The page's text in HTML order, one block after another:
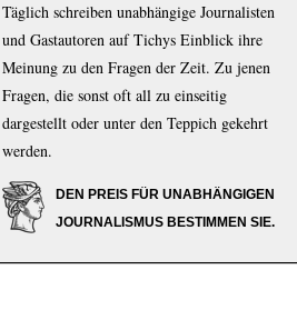
Täglich schreiben unabhängige Journalisten
und Gastautoren auf Tichys Einblick ihre
Meinung zu den Fragen der Zeit. Zu jenen
Fragen, die sonst oft all zu einseitig
dargestellt oder unter den Teppich gekehrt
werden.
DEN PREIS FÜR UNABHÄNGIGEN
JOURNALISMUS BESTIMMEN SIE.